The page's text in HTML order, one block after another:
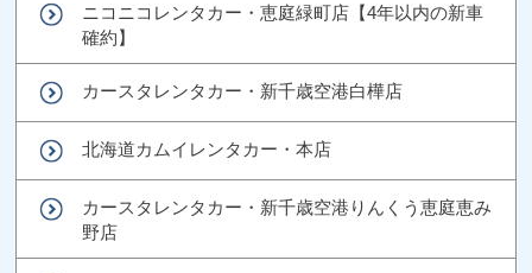
ニコニコレンタカー・恵庭緑町店【4年以内の新車
確約】
カースタレンタカー・新千歳空港白樺店
北海道カムイレンタカー・本店
カースタレンタカー・新千歳空港りんくう恵庭恵み
野店